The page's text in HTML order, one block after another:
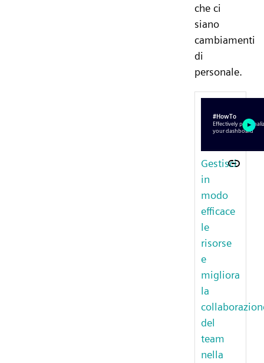
che ci
siano
cambiamenti
di
personale.
Gestisci
in
modo
efficace
le
risorse
e
migliora
la
del
team
nella